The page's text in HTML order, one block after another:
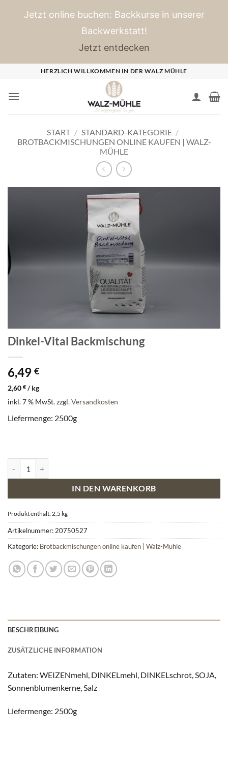
Jetzt online buchen: Backkurse in unserer
Backwerkstatt!
Jetzt entdecken
springen
HERZLICH WILLKOMMEN IN DER WALZ MÜHLE
START / STANDARD-KATEGORIE /
BROTBACKMISCHUNGEN ONLINE KAUFEN | WALZ-
MÜHLE
Dinkel-Vital Backmischung
6,49 €
2,60 € /kg
inkl. 7 % MwSt.zzgl.Versandkosten
Liefermenge: 2500g
IN DEN WARENKORB
Produkt enthält: 2,5 kg
Artikelnummer: 20750527
Kategorie: Brotbackmischungen online kaufen | Walz-Mühle
BESCHREIBUNG
ZUSÄTZLICHE INFORMATION
Zutaten: WEIZENmehl, DINKELmehl, DINKELschrot, SOJA,
Sonnenblumenkerne, Salz
Liefermenge: 2500g